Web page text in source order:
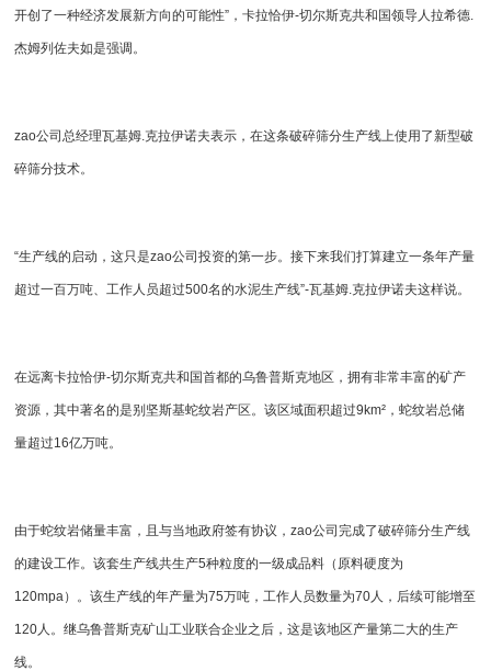
开创了一种经济发展新方向的可能性”，卡拉恰伊-切尔斯克共和国领导人拉希德.
杰姆列佐夫如是强调。
zao公司总经理瓦基姆.克拉伊诺夫表示，在这条破碎筛分生产线上使用了新型破
碎筛分技术。
“生产线的启动，这只是zao公司投资的第一步。接下来我们打算建立一条年产量
超过一百万吨、工作人员超过500名的水泥生产线”-瓦基姆.克拉伊诺夫这样说。
在远离卡拉恰伊-切尔斯克共和国首都的乌鲁普斯克地区，拥有非常丰富的矿产
资源，其中著名的是别坚斯基蛇纹岩产区。该区域面积超过9km²，蛇纹岩总储
量超过16亿万吨。
由于蛇纹岩储量丰富，且与当地政府签有协议，zao公司完成了破碎筛分生产线
的建设工作。该套生产线共生产5种粒度的一级成品料（原料硬度为
120mpa）。该生产线的年产量为75万吨，工作人员数量为70人，后续可能增至
120人。继乌鲁普斯克矿山工业联合企业之后，这是该地区产量第二大的生产
线。